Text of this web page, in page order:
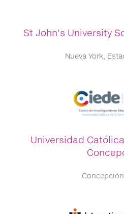
St John's University
Nueva York,
Universidad